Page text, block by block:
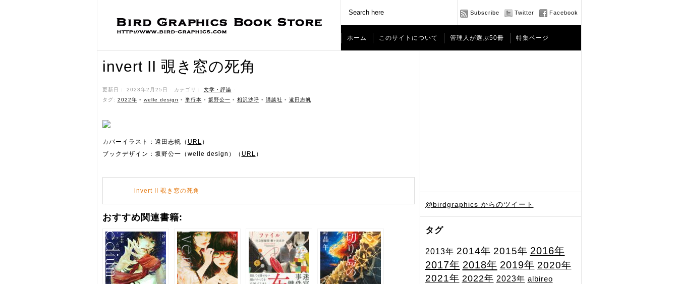
Subscribe Twitter Facebook
ホーム このサイトについて 管理人が選ぶ50冊 特集ページ
@birdgraphics からのツイート
タグ
2013年 2014年 2015年 2016年
2017年 2018年 2019年 2020年
2021年 2022年 2023年 albireo
invert II 覗き窓の死角
更新日： 2023年2月25日 ˑ カテゴリ： 文学・評論 ˑ
タグ: 2022年 • welle design • 単行本 • 坂野公一 • 相沢沙呼 • 講談社 • 遠田志帆
カバーイラスト：遠田志帆（ URL ）
ブックデザイン：坂野公一（welle design）（ URL ）
invert II 覗き窓の死角
おすすめ関連書籍: